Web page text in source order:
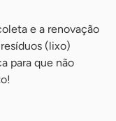
e a renovação
(lixo)
para que não